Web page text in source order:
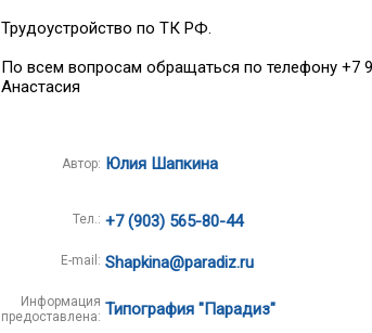
Трудоустройство по ТК РФ.
По всем вопросам обращаться по телефону +7
Анастасия
Автор: Юлия Шапкина
Тел.: +7 (903) 565-80-44
E-mail: Shapkina@paradiz.ru
Информация
предоставлена: Типография "Парадиз"